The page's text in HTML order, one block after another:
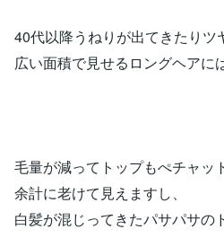
40代以降うねりが出てきたりツ
広い面積で見せるロングヘアに
毛量が減ってトップもぺチャッ
余計に老けて見えますし、
白髪が混じってきたパサパサの